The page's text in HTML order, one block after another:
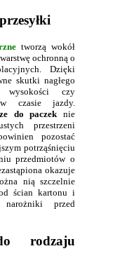
tworzą wokół
ochronną o
Dzięki
skutki nagłego
czy
czasie jazdy.
do paczek nie
przestrzeni
pozostać
potrząśnięciu
przedmiotów o
okazuje
nią szczelnie
ścian kartonu i
przed
rodzaju